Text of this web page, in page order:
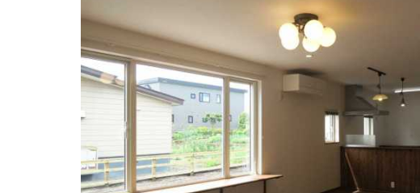
#ひとり暮らし
#ガーデニング